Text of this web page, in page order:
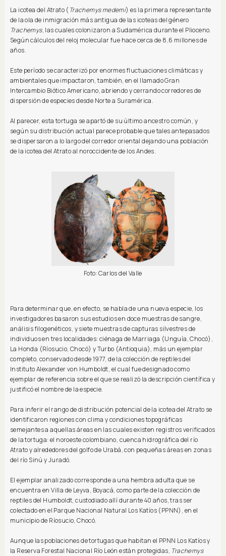
La icotea del Atrato ( Trachemys medemi) es la primera representante
de la ola de inmigración más antigua de las icoteas del género
Trachemys, las cuales colonizaron a Sudamérica durante el Plioceno.
Según cálculos del reloj molecular fue hace cerca de 8,6 millones de
años.
Este período se caracterizó por enormes fluctuaciones climáticas y
ambientales que impactaron, también, en el llamado Gran
Intercambio Biótico Americano, abriendo y cerrando corredores de
dispersión de especies desde Norte a Suramérica.
Al parecer, esta tortuga se apartó de su último ancestro común, y
según su distribución actual parece probable que tales antepasados
se dispersaron a lo largo del corredor oriental dejando una población
de la icotea del Atrato al noroccidente de los Andes.
Foto: Carlos del Valle
Para determinar que, en efecto, se habla de una nueva especie, los
investigadores basaron sus estudios en doce muestras de sangre,
análisis filogenéticos, y siete muestras de capturas silvestres de
individuos en tres localidades: ciénaga de Marriaga (Unguía, Chocó),
La Honda (Ríosucio, Chocó) y Turbo (Antioquia), más un ejemplar
completo, conservado desde 1977, de la colección de reptiles del
Instituto Alexander von Humboldt, el cual fue designado como
ejemplar de referencia sobre el que se realizó la descripción científica y
justificó el nombre de la especie.
Para inferir el rango de distribución potencial de la icotea del Atrato se
identificaron regiones con clima y condiciones topográficas
semejantes a aquellas áreas en las cuales existen registros verificados
de la tortuga: el noroeste colombiano, cuenca hidrográfica del río
Atrato y alrededores del golfo de Urabá, con pequeñas áreas en zonas
del río Sinú y Juradó.
El ejemplar analizado corresponde a una hembra adulta que se
encuentra en Villa de Leyva, Boyacá, como parte de la colección de
reptiles del Humboldt, custodiado allí durante 40 años, tras ser
colectado en el Parque Nacional Natural Los Katíos (PPNN), en el
municipio de Ríosucio, Chocó.
Aunque las poblaciones de tortugas que habitan el PPNN Los Katíos y
la Reserva Forestal Nacional Río León están protegidas, Trachemys